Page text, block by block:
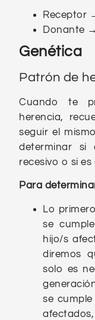
Receptor
Donante →
Genética
Patrón de
Cuando te
herencia,
seguir el
determinar si
recesivo o si
Para
Lo
se
hijo/s
diremos
solo es
se